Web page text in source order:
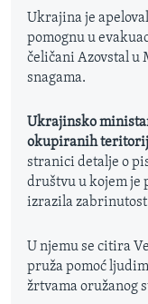
Ukrajina je
pomognu u
čeličani Azovstal
snagama.
Ukrajinsko
okupiranih
stranici detalje o
društvu u kojem je
izrazila zabrinutost
U njemu se citira
pruža pomoć
žrtvama oružanog